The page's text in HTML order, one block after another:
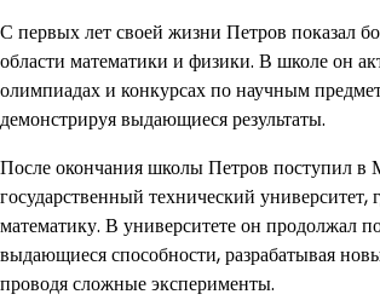
С первых лет своей жизни Петров показал
области математики и физики. В школе он
олимпиадах и конкурсах по научным
демонстрируя выдающиеся результаты.
После окончания школы Петров поступил в
государственный технический университет,
математику. В университете он продолжал
выдающиеся способности, разрабатывая
проводя сложные эксперименты.